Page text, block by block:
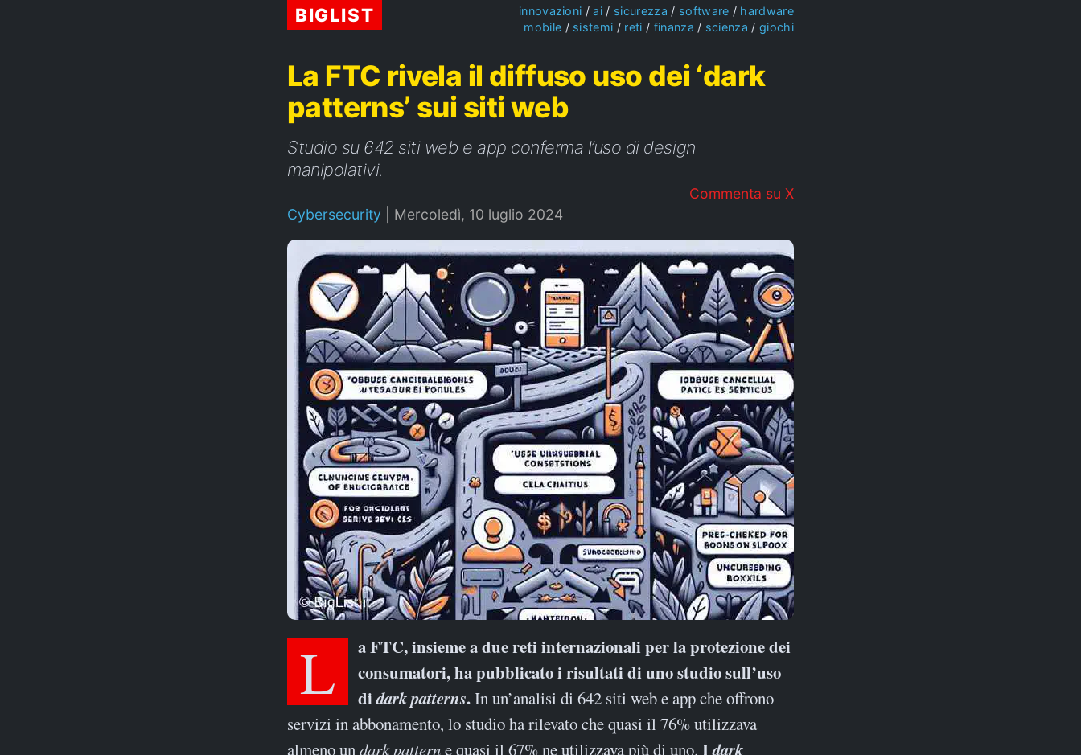
BIGLIST innovazioni ai sicurezza software
hardware
mobile
sistemi reti finanza scienza giochi
La FTC rivela il diffuso uso dei ‘dark
patterns’ sui siti web
Studio su 642 siti web e app conferma l’uso di design
manipolativi.
Commenta su X
Cybersecurity
Mercoledì, 10 luglio 2024
La FTC, insieme a due reti internazionali per la protezione dei
consumatori, ha pubblicato i risultati di uno studio sull’uso
didark patterns.In un’analisi di 642 siti web e app che offrono
servizi in abbonamento, lo studio ha rilevato che quasi il 76% utilizzava
almeno un dark patterne quasi il 67% ne utilizzava più di uno. Idark